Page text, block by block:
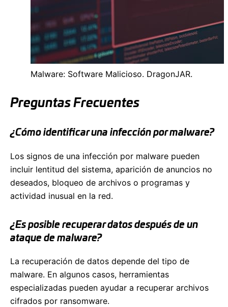
Malware: Software Malicioso. DragonJAR.
Preguntas Frecuentes
¿Cómo identificar una infección por malware?
Los signos de una infección por malware pueden
incluir lentitud del sistema, aparición de anuncios no
deseados, bloqueo de archivos o programas y
actividad inusual en la red.
¿Es posible recuperar datos después de un
ataque de malware?
La recuperación de datos depende del tipo de
malware. En algunos casos, herramientas
especializadas pueden ayudar a recuperar archivos
cifrados por ransomware.